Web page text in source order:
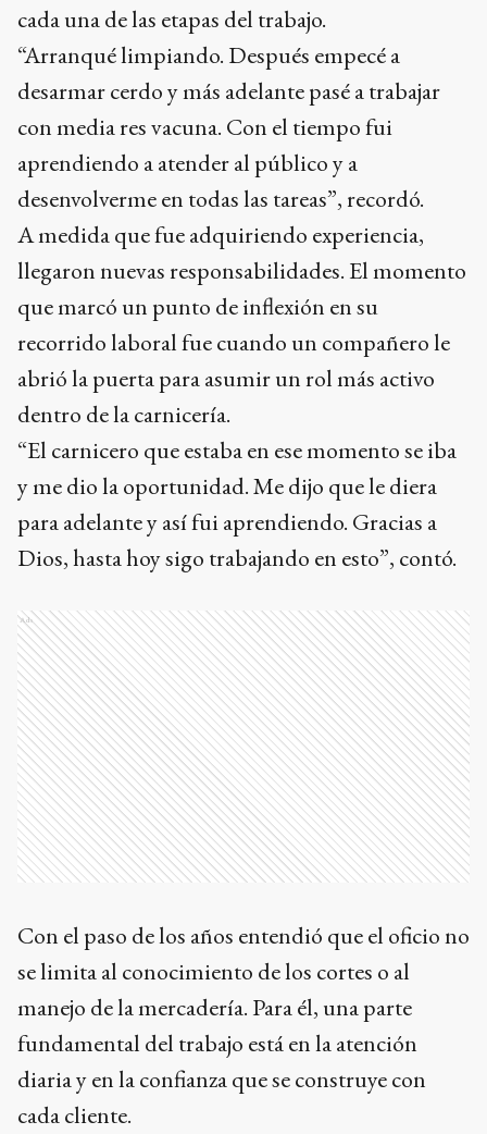
cada una de las etapas del trabajo.
“Arranqué limpiando. Después empecé a
desarmar cerdo y más adelante pasé a trabajar
con media res vacuna. Con el tiempo fui
aprendiendo a atender al público y a
desenvolverme en todas las tareas”, recordó.
A medida que fue adquiriendo experiencia,
llegaron nuevas responsabilidades. El momento
que marcó un punto de inflexión en su
recorrido laboral fue cuando un compañero le
abrió la puerta para asumir un rol más activo
dentro de la carnicería.
“El carnicero que estaba en ese momento se iba
y me dio la oportunidad. Me dijo que le diera
para adelante y así fui aprendiendo. Gracias a
Dios, hasta hoy sigo trabajando en esto”, contó.
Ads
Con el paso de los años entendió que el oficio no
se limita al conocimiento de los cortes o al
manejo de la mercadería. Para él, una parte
fundamental del trabajo está en la atención
diaria y en la confianza que se construye con
cada cliente.